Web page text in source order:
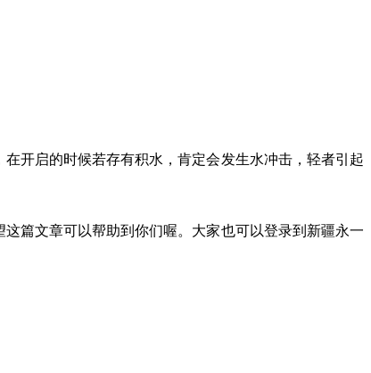
开启的时候若存有积水，肯定会发生水冲击，轻者引起
篇文章可以帮助到你们喔。大家也可以登录到新疆永一